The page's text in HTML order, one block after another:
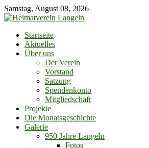
Skip
to
Samstag, August 08, 2026
Startseite
Aktuelles
Über uns
Der Verein
Vorstand
Satzung
Spendenkonto
Mitgliedschaft
Projekte
Die Monatsgeschichte
Galerie
950 Jahre Langeln
Fotos